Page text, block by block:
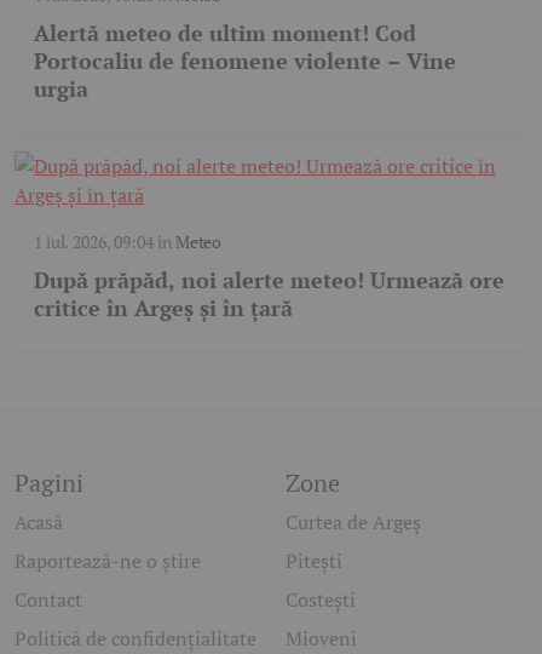
Alertă meteo de ultim moment! Cod
Portocaliu de fenomene violente – Vine
urgia
1 iul. 2026, 09:04în Meteo
După prăpăd, noi alerte meteo! Urmează ore
critice în Argeș și în țară
Pagini
Acasă
Raportează-ne o știre
Contact
Politică de confidențialitate
Zone
Curtea de Argeș
Pitești
Costești
Mioveni